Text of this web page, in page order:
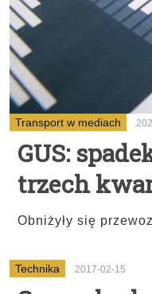
Transport w mediach
GUS:
trzech
Obniżyły się
Technika 2017-02-15